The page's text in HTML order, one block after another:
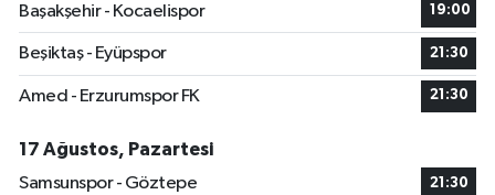
Başakşehir - Kocaelispor
19:00
Beşiktaş - Eyüpspor 21:30
Amed - Erzurumspor FK 21:30
17 Ağustos, Pazartesi
Samsunspor - Göztepe
21:30